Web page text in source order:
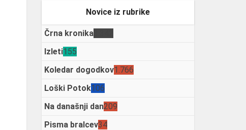
Novice iz rubrike
Črna kronika
Izleti155
Koledar dogodkov1.766
Loški Potok106
Na današnji dan209
Pisma bralcev34